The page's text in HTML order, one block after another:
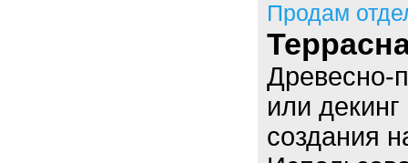
Продам
Древесно-
или
создания